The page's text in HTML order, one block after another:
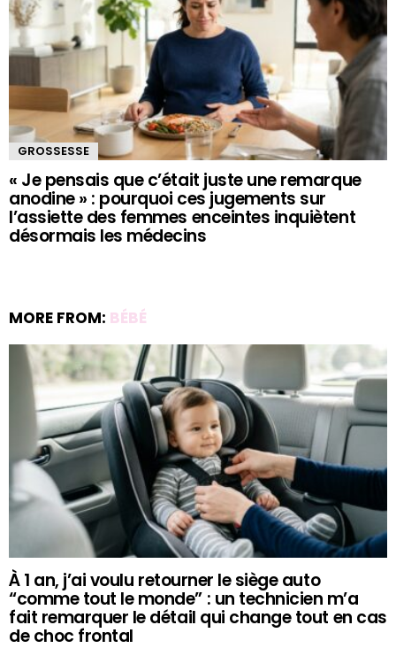
GROSSESSE
« Je pensais que c’était juste une remarque
anodine » : pourquoi ces jugements sur
l’assiette des femmes enceintes inquiètent
désormais les médecins
MORE FROM: BÉBÉ
À 1 an, j’ai voulu retourner le siège auto
“comme tout le monde” : un technicien m’a
fait remarquer le détail qui change tout en cas
de choc frontal